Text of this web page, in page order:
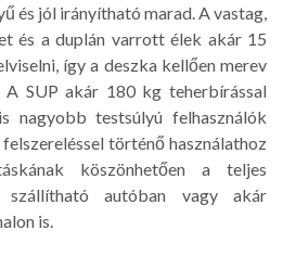
és jól irányítható marad. A vastag,
és a duplán varrott élek akár 15
így a deszka kellően merev
SUP akár 180 kg teherbírással
nagyobb testsúlyú felhasználók
történő használathoz
köszönhetően a teljes
szállítható autóban vagy akár
is.